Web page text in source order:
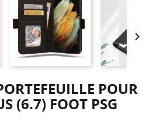

POUR
(6.7) FOOT PSG